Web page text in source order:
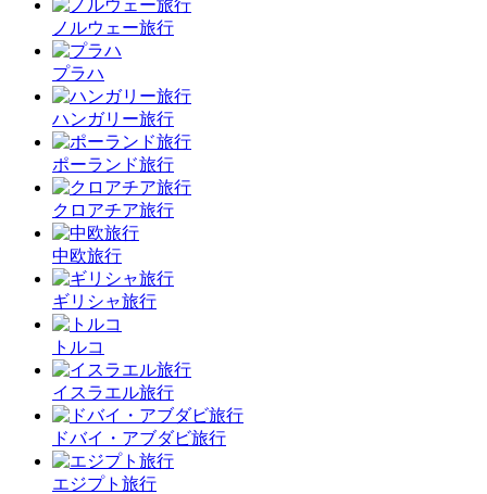
ノルウェー旅行
プラハ
ハンガリー旅行
ポーランド旅行
クロアチア旅行
中欧旅行
ギリシャ旅行
トルコ
イスラエル旅行
ドバイ・アブダビ旅行
エジプト旅行